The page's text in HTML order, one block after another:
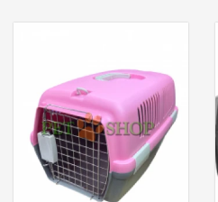
переноски